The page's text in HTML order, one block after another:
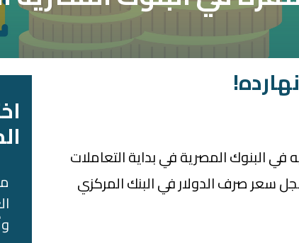
في البنوك المصرية في بداية التعاملات
4 أكتوبر 2021، وسجل سعر صرف الدولار في البنك المركزي